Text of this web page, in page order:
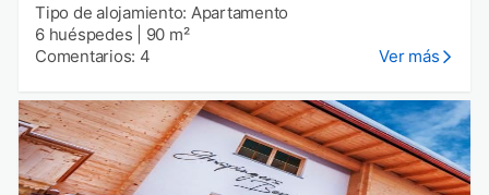
Tipo de alojamiento: Apartamento
6 huéspedes
90 m²
Comentarios: 4
Ver más